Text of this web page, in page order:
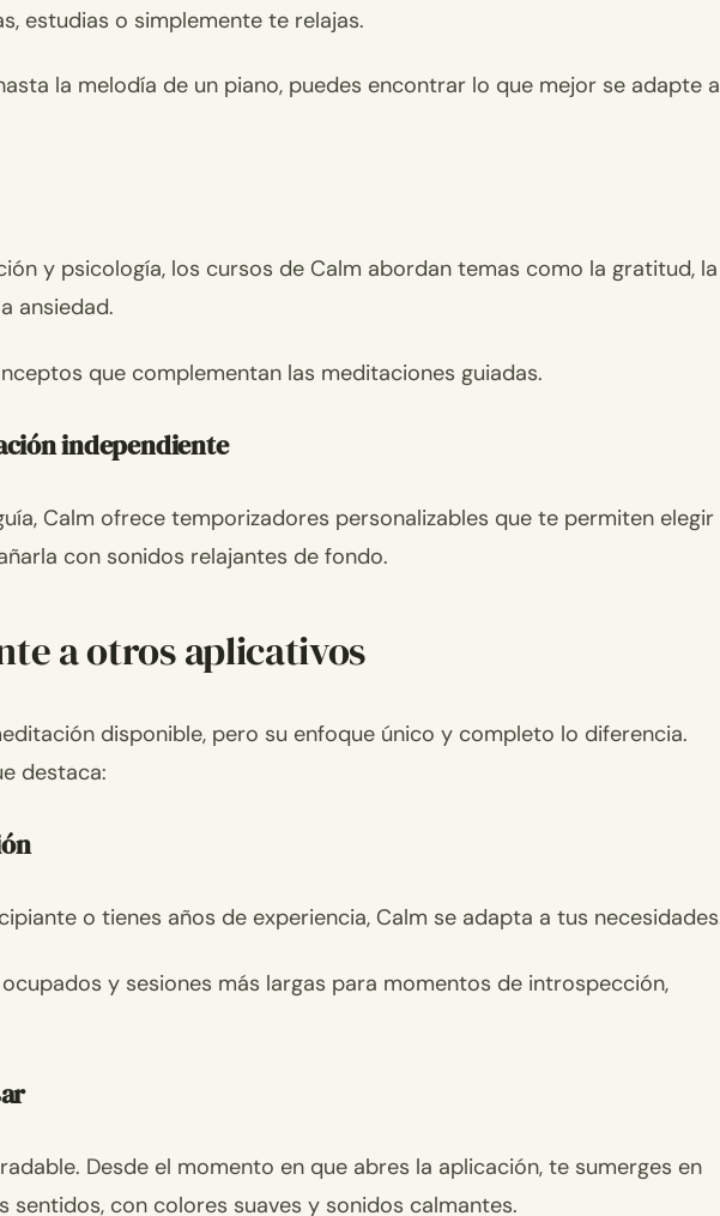
estudias o simplemente te relajas.
la melodía de un piano, puedes encontrar lo que mejor se adapte a
y psicología, los cursos de Calm abordan temas como la gratitud, la
ansiedad.
que complementan las meditaciones guiadas.
independiente
Calm ofrece temporizadores personalizables que te permiten elegir
con sonidos relajantes de fondo.
a otros aplicativos
disponible, pero su enfoque único y completo lo diferencia.
destaca:
o tienes años de experiencia, Calm se adapta a tus
y sesiones más largas para momentos de introspección,
Desde el momento en que abres la aplicación, te sumerges en
con colores suaves y sonidos calmantes.